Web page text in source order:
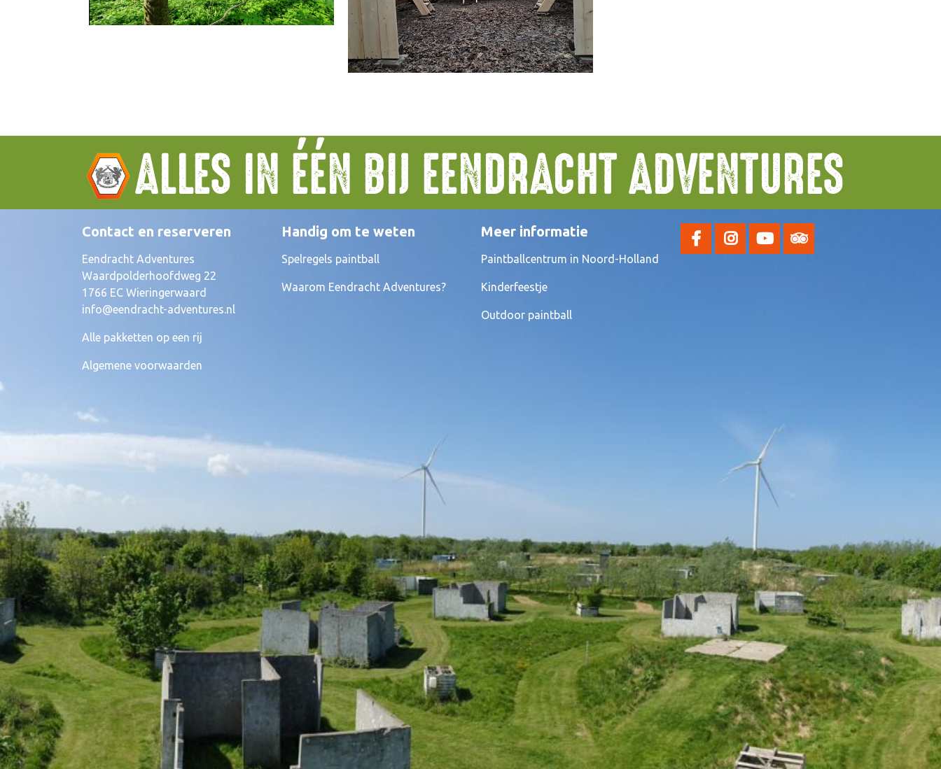
ALLES IN ÉÉN BIJ EENDRACHT ADVENTURES
Contact en reserveren
Eendracht Adventures
Waardpolderhoofdweg 22
1766 EC Wieringerwaard
info@eendracht-adventures.nl
Alle pakketten op een rij
Algemene voorwaarden
Handig om te weten
Spelregels paintball
Waarom Eendracht Adventures?
Meer informatie
Paintballcentrum in Noord-Holland
Kinderfeestje
Outdoor paintball